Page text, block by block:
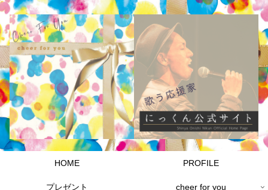
HOME PROFILE
プレゼント cheer for you